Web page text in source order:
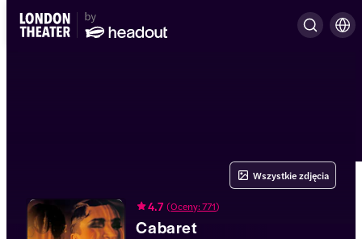
4.7 (Oceny: 771)
Cabaret
Wszystkie zdjęcia